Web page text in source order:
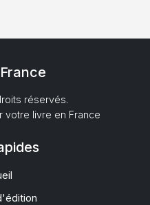
réservés.
votre livre en France